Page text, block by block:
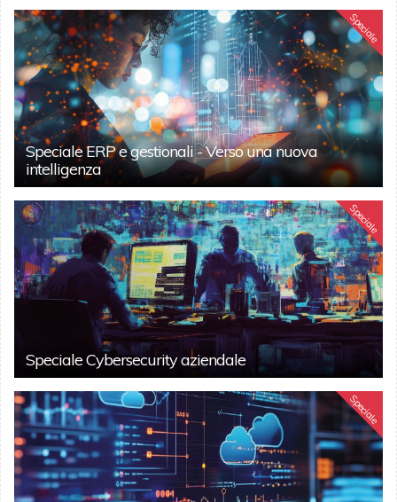
Speciale
Speciale ERP e gestionali - Verso una nuova
intelligenza
Speciale
Speciale Cybersecurity aziendale
Speciale